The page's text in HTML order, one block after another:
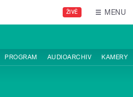
ŽIVĚ MENU
PROGRAM AUDIOARCHIV KAMERY